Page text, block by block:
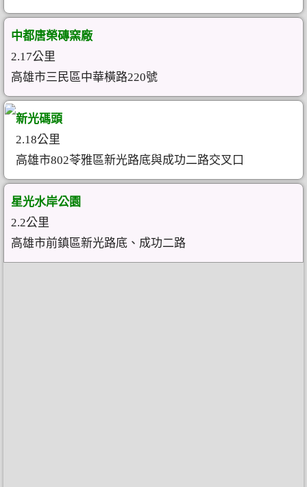
中都唐榮磚窯廠
2.17公里
高雄市三民區中華橫路220號
新光碼頭
2.18公里
高雄市802苓雅區新光路底與成功二路交叉口
星光水岸公園
2.2公里
高雄市前鎮區新光路底、成功二路